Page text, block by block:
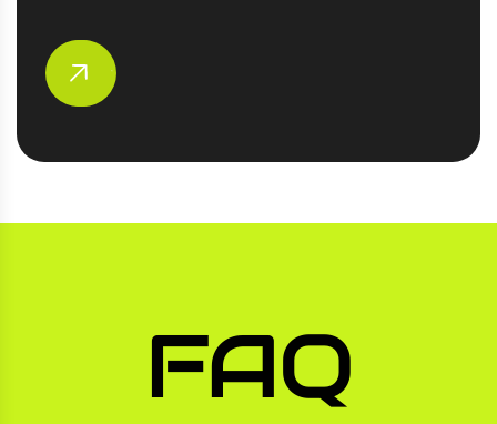
Envoyer
FAQ